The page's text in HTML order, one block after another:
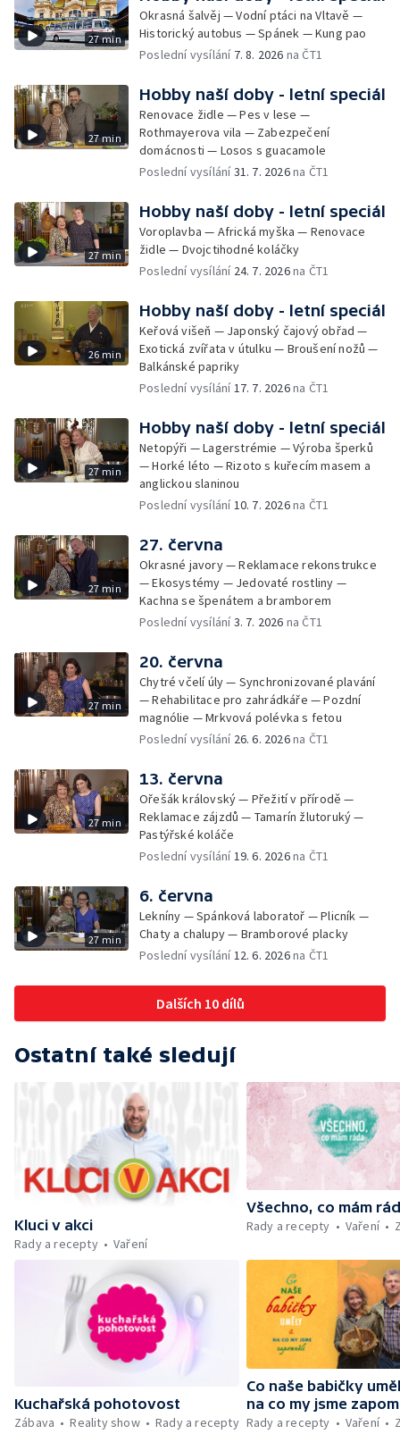
27 min
Okrasná šalvěj — Vodní ptáci na Vltavě —
Historický autobus — Spánek — Kung pao
Poslední vysílání 7. 8. 2026 na ČT1
27 min
Hobby naší doby - letní speciál
Renovace židle — Pes v lese —
Rothmayerova vila — Zabezpečení
domácnosti — Losos s guacamole
Poslední vysílání31. 7. 2026na ČT1
27 min
Hobby naší doby - letní speciál
Voroplavba — Africká myška — Renovace
židle — Dvojctihodné koláčky
Poslední vysílání 24. 7. 2026na ČT1
26 min
Hobby naší doby - letní speciál
Keřová višeň — Japonský čajový obřad —
Exotická zvířata v útulku — Broušení nožů —
Balkánské papriky
Poslední vysílání 17. 7. 2026na ČT1
27 min
Hobby naší doby - letní speciál
Netopýři — Lagerstrémie — Výroba šperků
— Horké léto — Rizoto s kuřecím masem a
anglickou slaninou
Poslední vysílání 10. 7. 2026na ČT1
27 min
27. června
Okrasné javory — Reklamace rekonstrukce
— Ekosystémy — Jedovaté rostliny —
Kachna se špenátem a bramborem
Poslední vysílání3. 7. 2026 na ČT1
27 min
20. června
Chytré včelí úly — Synchronizované plavání
— Rehabilitace pro zahrádkáře — Pozdní
magnólie — Mrkvová polévka s fetou
Poslední vysílání 26. 6. 2026na ČT1
27 min
13. června
Ořešák královský — Přežití v přírodě —
Reklamace zájzdů — Tamarín žlutoruký —
Pastýřské koláče
Poslední vysílání 19. 6. 2026na ČT1
27 min
6. června
Lekníny — Spánková laboratoř — Plicník —
Chaty a chalupy — Bramborové placky
Poslední vysílání 12. 6. 2026na ČT1
Dalších 10 dílů
Ostatní také sledují
Kluci v akci
Rady a recepty
Vaření
Všechno, co mám
Rady a recepty
Vaření
Kuchařská pohotovost
Zábava
Reality show Rady a recepty
Co naše babičky
na co my jsme
Rady a recepty
Vaření